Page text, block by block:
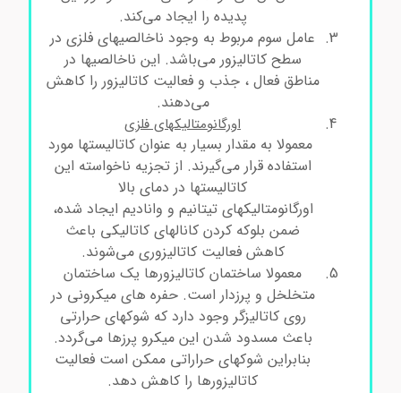
پدیده را ایجاد می‌کند.
عامل سوم مربوط به وجود ناخالصیهای فلزی در
سطح کاتالیزور می‌باشد. این ناخالصیها در
مناطق فعال ، جذب و فعالیت کاتالیزور را کاهش
می‌دهند.
اورگانومتالیکهای فلزی
معمولا به مقدار بسیار به عنوان کاتالیستها مورد
استفاده قرار می‌گیرند. از تجزیه ناخواسته این
کاتالیستها در دمای بالا
اورگانومتالیکهای تیتانیم و وانادیم ایجاد شده،
ضمن بلوکه کردن کانالهای کاتالیکی باعث
کاهش فعالیت کاتالیزوری می‌شوند.
معمولا ساختمان کاتالیزورها یک ساختمان
متخلخل و پرزدار است. حفره‌ های میکرونی در
روی کاتالیزگر وجود دارد که شوکهای حرارتی
باعث مسدود شدن این میکرو پرزها می‌گردد.
بنابراین شوکهای حراراتی ممکن است فعالیت
کاتالیزورها را کاهش دهد.